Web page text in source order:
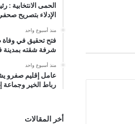
الحمى الانتخابية
الإدلاء بتصريح
منذ أسبوع واحد
فتح تحقيق في
شرفة شقته
منذ أسبوع واحد
عامل إقليم صفرو
رباط الخير وجماعة
أخر المقالات